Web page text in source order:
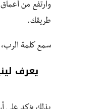
وارتفع من
طريقك.
سمع كلمة الرب،
يعرف